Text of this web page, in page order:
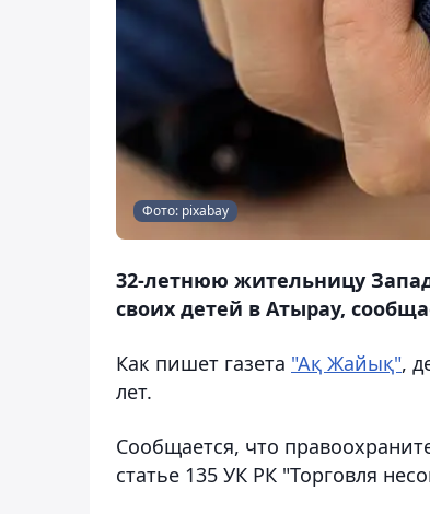
Фото: pixabay
32-летнюю жительницу
своих детей в Атырау,
Как пишет газета "Ақ Жайық",
лет.
Сообщается, что
статье 135 УК РК "Торговля